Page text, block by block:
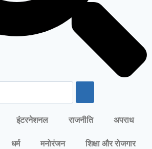
support : मोदी का यह कार्ड दिलाएगा बुजुर्गों को
सम्मान और सहारा ! PM Modi’s Haryana
visit finalized: इस दिन हरियाणा दौरे पर आएंगे
पीएम मोदी, इन कार्यक्रमों में होंगे शामिल
इंटरनेशनल राजनीति अपराध
धर्म मनोरंजन शिक्षा और रोजगार